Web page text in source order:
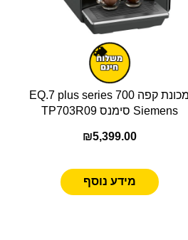
מכונת קפה EQ.7 plus series 700
Siemens סימנס TP703R09
₪5,399.00
מידע נוסף